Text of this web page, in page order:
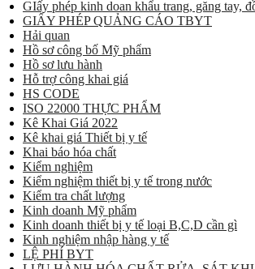
GIấy phép kinh doan khẩu trang, găng tay,
GIẤY PHÉP QUẢNG CÁO TBYT
Hải quan
Hồ sơ công bố Mỹ phẩm
Hồ sơ lưu hành
Hỗ trợ công khai giá
HS CODE
ISO 22000 THỰC PHẨM
Kê Khai Giá 2022
Kê khai giá Thiết bị y tế
Khai báo hóa chất
Kiểm nghiệm
Kiểm nghiệm thiết bị y tế trong nước
Kiểm tra chất lượng
Kinh doanh Mỹ phẩm
Kinh doanh thiết bị y tế loại B,C,D cần gì
Kinh nghiệm nhập hàng y tế
LỆ PHÍ BYT